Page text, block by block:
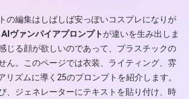
の編集はしばしば安っぽいコスプレになりが
ヴァンパイアプロンプトが違いを生み出しま
じる顔が欲しいのであって、プラスチックの
ん。このページでは衣装、ライティング、雰
リズムに導く25のプロンプトを紹介します。
、ジェネレーターにテキストを貼り付け、時